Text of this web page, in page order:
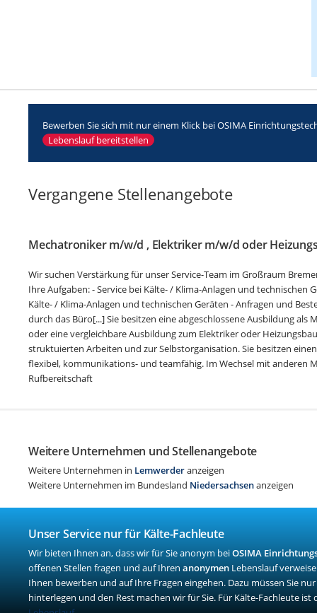
Bewerben Sie sich mit nur einem Klick bei OSIMA
Lebenslauf bereitstellen
Vergangene Stellenangebote
Mechatroniker m/w/d , Elektriker m/w/d oder
Wir suchen Verstärkung für unser Service-Team im Großraum
Ihre Aufgaben: - Service bei Kälte- / Klima-Anlagen und technischen
Kälte- / Klima-Anlagen und technischen Geräten - Anfragen und
durch das Büro[...] Sie besitzen eine abgeschlossene Ausbildung
oder eine vergleichbare Ausbildung zum Elektriker oder
struktuierten Arbeiten und zur Selbstorganisation. Sie besitzen
flexibel, kommunikations- und teamfähig. Im Wechsel mit anderen
Rufbereitschaft
Weitere Unternehmen und Stellenangebote
Weitere Unternehmen in Lemwerderanzeigen
Weitere Unternehmen im Bundesland Niedersachsenanzeigen
Unser Service nur für Kälte-Fachleute
Wir bieten Ihnen an, dass wir für Sie anonym beiOSIMA
offenen Stellen fragen und auf Ihren anonymen Lebenslauf
Ihnen bewerben und auf Ihre Fragen eingehen. Dazu müssen Sie
hinterlegen und den Rest machen wir für Sie. Für Kälte-Fachleute ist